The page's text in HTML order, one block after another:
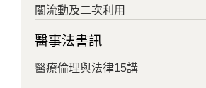
關流動及二次利用
醫事法書訊
醫療倫理與法律15講